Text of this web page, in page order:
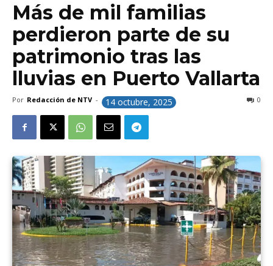
Más de mil familias
perdieron parte de su
patrimonio tras las
lluvias en Puerto Vallarta
Por Redacción de NTV - 14 octubre, 2025 0